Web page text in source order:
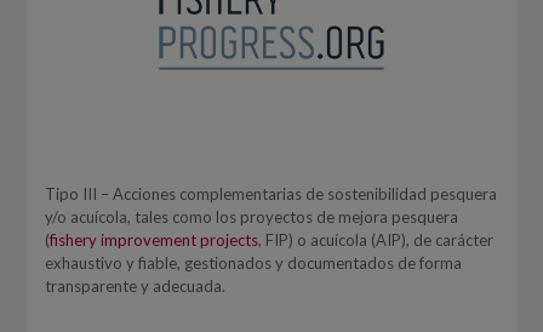
Tipo III – Acciones complementarias de sostenibilidad pesquera
y/o acuícola, tales como los proyectos de mejora pesquera
(fishery improvement projects, FIP) o acuícola (AIP), de carácter
exhaustivo y fiable, gestionados y documentados de forma
transparente y adecuada.